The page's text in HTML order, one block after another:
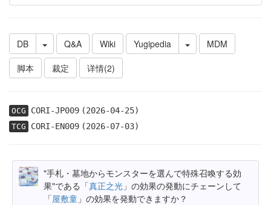
DB Q&A Wiki Yugipedia
MDM
脚本
裁定 详情(2)
OCG CORI-JP009(2026-04-25)
TCG CORI-EN009(2026-07-03)
"手札・墓地からモンスターを選んで特殊召喚する効
果"である「真正之光 」の効果の発動にチェーンして
「屋敷童 」の効果を発動できますか？